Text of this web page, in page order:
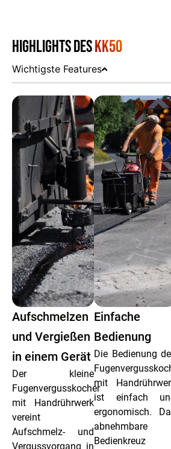
Highlights desKK50
Wichtigste Features
Aufschmelzen
und Vergießen
in einem Gerät
Der kleine
Fugenvergusskocher
mit Handrührwerk
vereint
Aufschmelz- und
Vergussvorgang in
Einfache
Bedienung
Die Bedienung
mit
ist einfach
ergonomisch.
abnehmbare
Bedienkreuz